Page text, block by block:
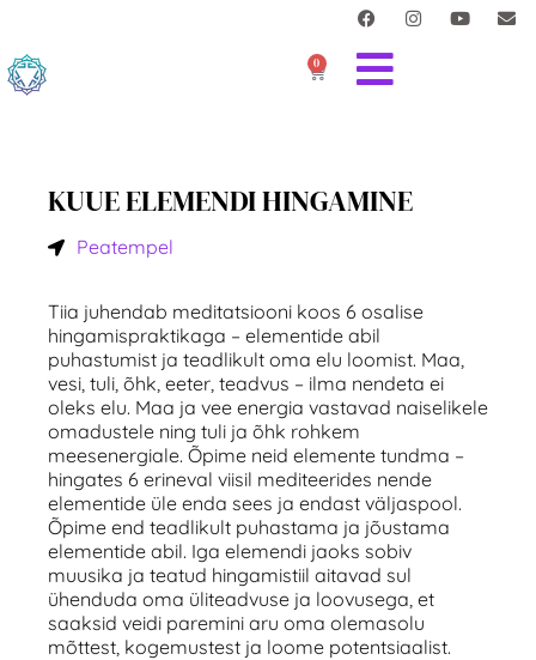
0
KUUE ELEMENDI HINGAMINE
Peatempel
Tiia juhendab meditatsiooni koos 6 osalise
hingamispraktikaga – elementide abil
puhastumist ja teadlikult oma elu loomist. Maa,
vesi, tuli, õhk, eeter, teadvus – ilma nendeta ei
oleks elu. Maa ja vee energia vastavad naiselikele
omadustele ning tuli ja õhk rohkem
meesenergiale. Õpime neid elemente tundma –
hingates 6 erineval viisil mediteerides nende
elementide üle enda sees ja endast väljaspool.
Õpime end teadlikult puhastama ja jõustama
elementide abil. Iga elemendi jaoks sobiv
muusika ja teatud hingamistiil aitavad sul
ühenduda oma üliteadvuse ja loovusega, et
saaksid veidi paremini aru oma olemasolu
mõttest, kogemustest ja loome potentsiaalist.